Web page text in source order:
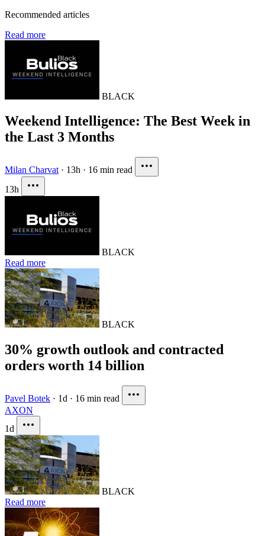
Recommended articles
Read more
BLACK
Weekend Intelligence: The Best Week in
the Last 3 Months
Milan Charvat · 13h · 16 min read
13h
BLACK
Read more
BLACK
30% growth outlook and contracted
orders worth 14 billion
Pavel Botek · 1d · 16 min read
AXON
1d
BLACK
Read more